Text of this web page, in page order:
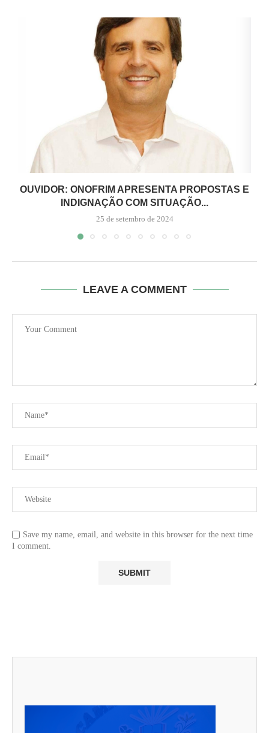
OUVIDOR: ONOFRIM APRESENTA PROPOSTAS E
INDIGNAÇÃO COM SITUAÇÃO...
25 de setembro de 2024
LEAVE A COMMENT
Save my name, email, and website in this browser for the next time
I comment.